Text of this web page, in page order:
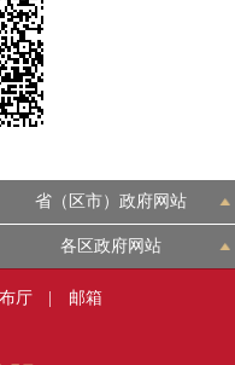
省（区市）政府网站
各区政府网站
厅 邮箱